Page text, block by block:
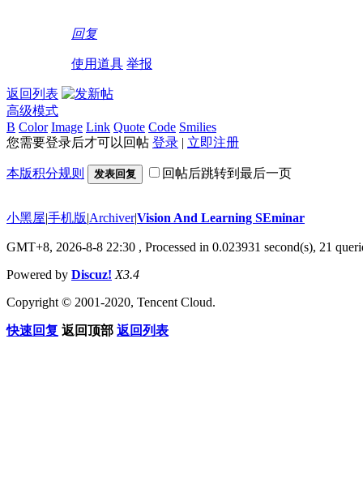
回复
使用道具 举报
返回列表
高级模式
B Color Image Link Quote Code Smilies
您需要登录后才可以回帖 登录 | 立即注册
本版积分规则 发表回复 回帖后跳转到最后一页
小黑屋|手机版|Archiver|Vision And Learning SEminar
GMT+8, 2026-8-8 22:30 , Processed in 0.023931 second(s), 21
Powered by Discuz! X3.4
Copyright © 2001-2020, Tencent Cloud.
快速回复 返回顶部 返回列表